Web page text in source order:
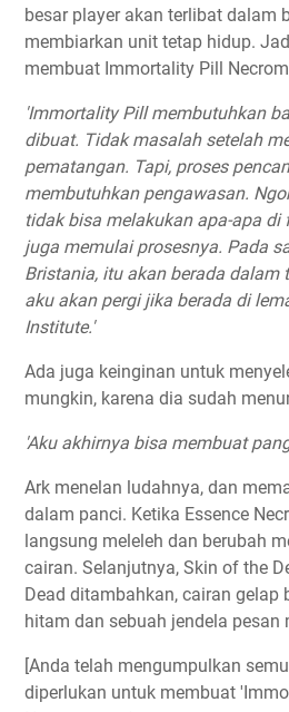
besar player akan terlibat dalam
membiarkan unit tetap hidup.
membuat Immortality Pill
'Immortality Pill membutuhkan
dibuat. Tidak masalah setelah
pematangan. Tapi, proses
membutuhkan pengawasan.
tidak bisa melakukan apa-apa di
juga memulai prosesnya. Pada
Bristania, itu akan berada dalam
aku akan pergi jika berada di
Institute.'
Ada juga keinginan untuk
mungkin, karena dia sudah
'Aku akhirnya bisa membuat
Ark menelan ludahnya, dan
dalam panci. Ketika Essence
langsung meleleh dan berubah
cairan. Selanjutnya, Skin of the
Dead ditambahkan, cairan gelap
hitam dan sebuah jendela pesan
[Anda telah mengumpulkan
diperlukan untuk membuat